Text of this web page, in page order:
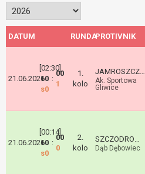
DATUM RUNDAPROTIVNIK
21.06.2026
[02:30]
10
s0
:
00
1
1.
kolo
JAMROSZCZYK Julia
Ak. Sportowa
Gliwice
21.06.2026
[00:14]
10
s0
:
00
0
2.
kolo
SZCZODROWSKA Maja
Dąb Dębowiec